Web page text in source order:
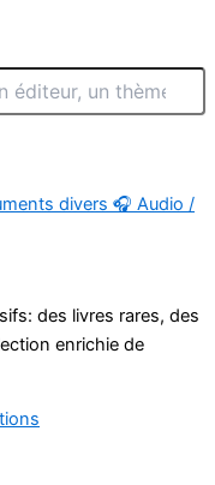
divers 🎧 Audio /
des livres rares, des
enrichie de